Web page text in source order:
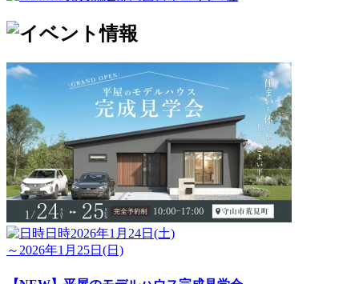
日時2026年1月24日(土)
～2026年1月25日(日)